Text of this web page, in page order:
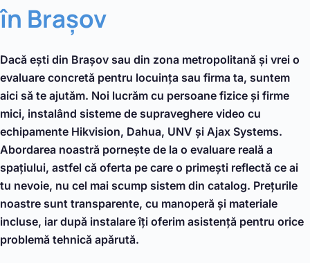
în Brașov
Dacă ești din Brașov sau din zona metropolitană și vrei o
evaluare concretă pentru locuința sau firma ta, suntem
aici să te ajutăm. Noi lucrăm cu persoane fizice și firme
mici, instalând sisteme de supraveghere video cu
echipamente Hikvision, Dahua, UNV și Ajax Systems.
Abordarea noastră pornește de la o evaluare reală a
spațiului, astfel că oferta pe care o primești reflectă ce ai
tu nevoie, nu cel mai scump sistem din catalog. Prețurile
noastre sunt transparente, cu manoperă și materiale
incluse, iar după instalare îți oferim asistență pentru orice
problemă tehnică apărută.